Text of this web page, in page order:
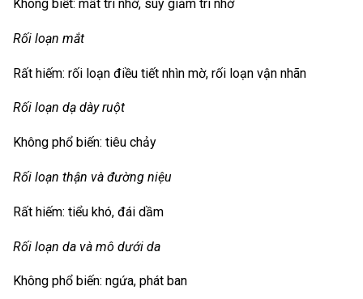
Không biết: mất trí nhớ, suy giảm trí nhớ
Rối loạn mắt
Rất hiếm: rối loạn điều tiết nhìn mờ, rối loạn vận nhãn
Rối loạn dạ dày ruột
Không phổ biến: tiêu chảy
Rối loạn thận và đường niệu
Rất hiếm: tiểu khó, đái dầm
Rối loạn da và mô dưới da
Không phổ biến: ngứa, phát ban